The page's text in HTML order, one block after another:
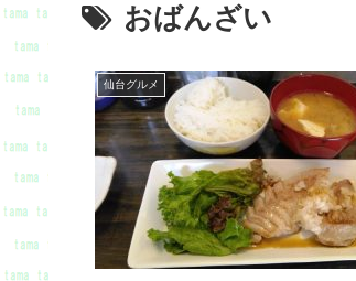
おばんざい
仙台グルメ